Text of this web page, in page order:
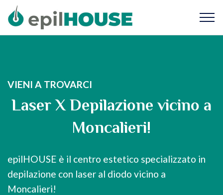
VIENI A TROVARCI
Laser X Depilazione vicino a
Moncalieri!
epilHOUSE è il centro estetico specializzato in
depilazione con laser al diodo vicino a
Moncalieri!